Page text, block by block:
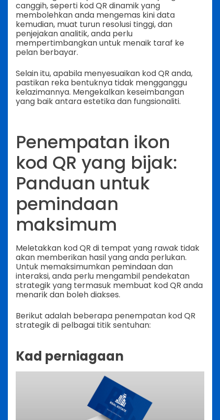
canggih, seperti kod QR dinamik yang
membolehkan anda mengemas kini data
kemudian, muat turun resolusi tinggi, dan
penjejakan analitik, anda perlu
mempertimbangkan untuk menaik taraf ke
pelan berbayar.
Selain itu, apabila menyesuaikan kod QR anda,
pastikan reka bentuknya tidak mengganggu
kelazimannya. Mengekalkan keseimbangan
yang baik antara estetika dan fungsionaliti.
Penempatan ikon
kod QR yang bijak:
Panduan untuk
pemindaan
maksimum
Meletakkan kod QR di tempat yang rawak tidak
akan memberikan hasil yang anda perlukan.
Untuk memaksimumkan pemindaan dan
interaksi, anda perlu mengambil pendekatan
strategik yang termasuk membuat kod QR anda
menarik dan boleh diakses.
Berikut adalah beberapa penempatan kod QR
strategik di pelbagai titik sentuhan:
Kad perniagaan